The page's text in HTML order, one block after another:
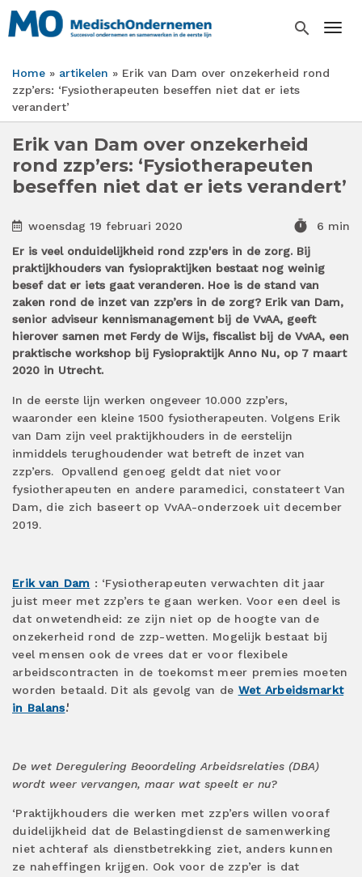
Overslaan
en
inhoud
gaan
search
Kruimelpad
Home artikelen
Erik van Dam over onzekerheid rond
zzp’ers: ‘Fysiotherapeuten beseffen niet dat er iets
verandert’
Erik van Dam over onzekerheid
rond zzp’ers: ‘Fysiotherapeuten
beseffen niet dat er iets verandert’
woensdag 19 februari 2020 timer
6 min
Er is veel onduidelijkheid rond zzp'ers in de zorg. Bij
praktijkhouders van fysiopraktijken bestaat nog weinig
besef dat er iets gaat veranderen. Hoe is de stand van
zaken rond de inzet van zzp’ers in de zorg? Erik van Dam,
senior adviseur kennismanagement bij de VvAA, geeft
hierover samen met Ferdy de Wijs, fiscalist bij de VvAA, een
praktische workshop bij Fysiopraktijk Anno Nu, op 7 maart
2020 in Utrecht.
In de eerste lijn werken ongeveer 10.000 zzp’ers,
waaronder een kleine 1500 fysiotherapeuten. Volgens Erik
van Dam zijn veel praktijkhouders in de eerstelijn
inmiddels terughoudender wat betreft de inzet van
zzp’ers. Opvallend genoeg geldt dat niet voor
fysiotherapeuten en andere paramedici, constateert Van
Dam, die zich baseert op VvAA-onderzoek uit december
2019.
Erik van Dam : ‘Fysiotherapeuten verwachten dit jaar
juist meer met zzp’ers te gaan werken. Voor een deel is
dat onwetendheid: ze zijn niet op de hoogte van de
onzekerheid rond de zzp-wetten. Mogelijk bestaat bij
veel mensen ook de vrees dat er voor flexibele
arbeidscontracten in de toekomst meer premies moeten
worden betaald. Dit als gevolg van de Wet Arbeidsmarkt
in Balans.'
De wet Deregulering Beoordeling Arbeidsrelaties (DBA)
wordt weer vervangen, maar wat speelt er nu?
‘Praktijkhouders die werken met zzp’ers willen vooraf
duidelijkheid dat de Belastingdienst de samenwerking
niet achteraf als dienstbetrekking ziet, anders kunnen
ze naheffingen krijgen. Ook voor de zzp’er is dat